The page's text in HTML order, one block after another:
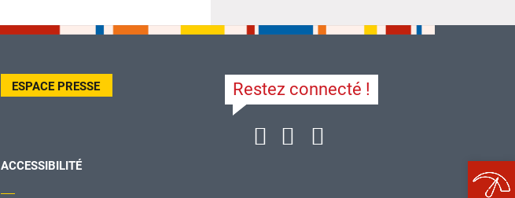
ESPACE PRESSE
ACCESSIBILITÉ
Restez connecté !